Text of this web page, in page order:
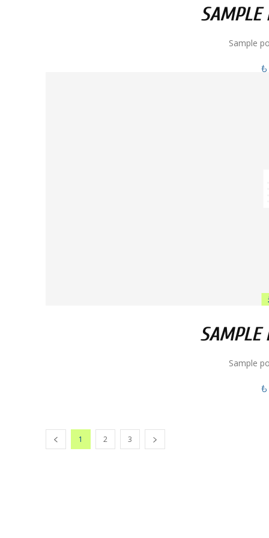
SAMPLE
Sample
SAMPLE
Sample
1 2 3